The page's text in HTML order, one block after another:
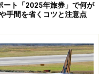
ート「2025年旅券」で何が
手間を省くコツと注意点